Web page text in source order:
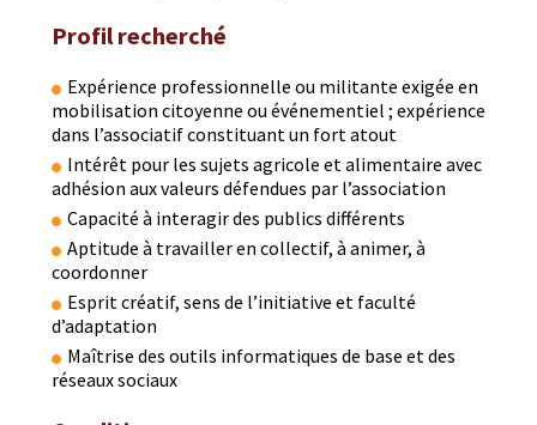
Profil recherché
Expéri­ence pro­fes­sion­nelle ou mil­i­tante exigée en
mobil­i­sa­tion citoyenne ou événe­men­tiel ; expéri­ence
dans l’associatif con­sti­tu­ant un fort atout
Intérêt pour les sujets agri­cole et ali­men­taire avec
adhé­sion aux valeurs défendues par l’association
Capac­ité à inter­a­gir des publics différents
Apti­tude à tra­vailler en col­lec­tif, à ani­mer, à
coordonner
Esprit créatif, sens de l’initiative et fac­ulté
d’adaptation
Maîtrise des out­ils infor­ma­tiques de base et des
réseaux sociaux